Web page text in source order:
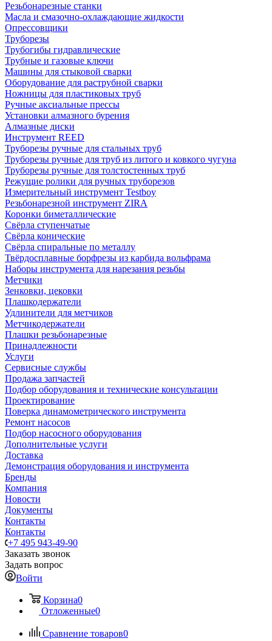
Резьбонарезные станки
Масла и смазочно-охлаждающие жидкости
Опрессовщики
Труборезы
Трубогибы гидравлические
Трубные и газовые ключи
Машины для стыковой сварки
Оборудование для раструбной сварки
Ножницы для пластиковых труб
Ручные аксиальные прессы
Установки алмазного бурения
Алмазные диски
Инструмент REED
Труборезы ручные для стальных труб
Труборезы ручные для труб из литого и ковкого чугуна
Труборезы ручные для толстостенных труб
Режущие ролики для ручных труборезов
Измерительный инструмент Testboy
Резьбонарезной инструмент ZIRA
Коронки биметаллические
Свёрла ступенчатые
Свёрла конические
Свёрла спиральные по металлу
Твёрдосплавные борфрезы из карбида вольфрама
Наборы инструмента для нарезания резьбы
Метчики
Зенковки, цековки
Плашкодержатели
Удлинители для метчиков
Метчикодержатели
Плашки резьбонарезные
Принадлежности
Услуги
Сервисные службы
Продажа запчастей
Подбор оборудования и технические консультации
Проектирование
Поверка динамометрического инструмента
Ремонт насосов
Подбор насосного оборудования
Дополнительные услуги
Доставка
Демонстрация оборудования и инструмента
Бренды
Компания
Новости
Документы
Контакты
Контакты
+7 495 943-49-90
Заказать звонок
Задать вопрос
Войти
Корзина0
Отложенные0
Сравнение товаров0